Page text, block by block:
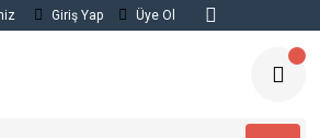
Giriş Yap Üye Ol